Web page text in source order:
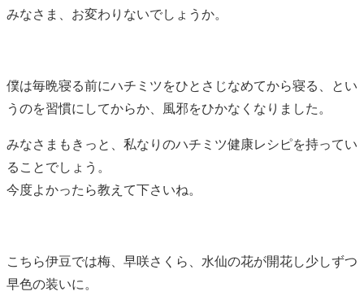
みなさま、お変わりないでしょうか。
僕は毎晩寝る前にハチミツをひとさじなめてから寝る、とい
うのを習慣にしてからか、風邪をひかなくなりました。
みなさまもきっと、私なりのハチミツ健康レシピを持ってい
ることでしょう。
今度よかったら教えて下さいね。
こちら伊豆では梅、早咲さくら、水仙の花が開花し少しずつ
早色の装いに。